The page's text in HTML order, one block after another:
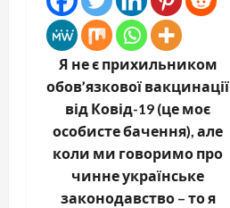
Я не є прихильником
обов’язкової вакцинації
від Ковід-19 (це моє
особисте бачення), але
коли ми говоримо про
чинне українське
законодавство – то я